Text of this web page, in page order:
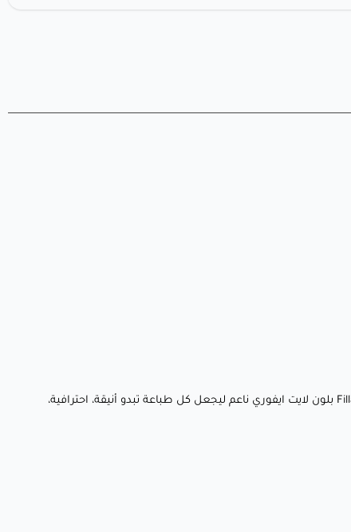
أحضر أفكارك إلى الحياة باستخدام خيط يجمع بين الجمال الكلاسيكي، سهولة الاستخدام، والابتكار الصديق للبيئة. تم تصميم Fillamentum PLA Extrafill بلون لايت ايفوري ناعم ليجعل كل طباعة تبدو أنيقة، احترافية،